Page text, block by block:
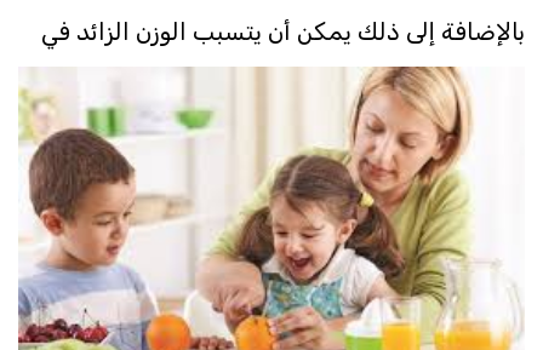
بالإضافة إلى ذلك يمكن أن يتسبب الوزن الزائد في